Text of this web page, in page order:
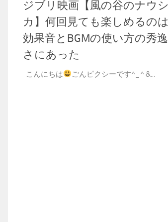
ジブリ映画【風の谷のナウシ
カ】何回見ても楽しめるのは
効果音とBGMの使い方の秀逸
さにあった
こんにちは ごんピクシーです^_^ &...